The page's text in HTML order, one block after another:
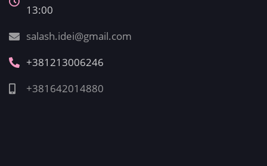
13:00
salash.idei@gmail.com
+381213006246
+381642014880